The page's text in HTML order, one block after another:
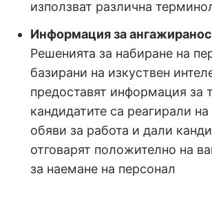
използват различна
Информация за
Решенията за набиране на
базирани на изкуствен
предоставят информация за
кандидатите са реагирали
обяви за работа и дали
отговарят положително на
за наемане на персонал